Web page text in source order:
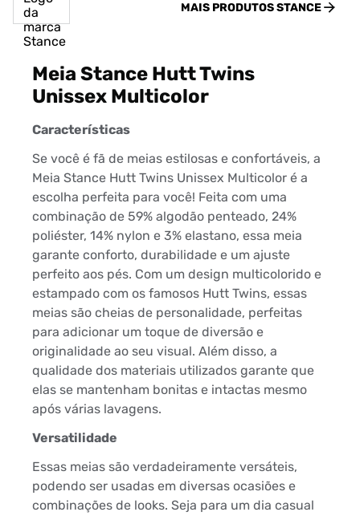
MAIS PRODUTOSSTANCE
Meia Stance Hutt Twins
Unissex Multicolor
Características
Se você é fã de meias estilosas e confortáveis, a
Meia Stance Hutt Twins Unissex Multicolor é a
escolha perfeita para você! Feita com uma
combinação de 59% algodão penteado, 24%
poliéster, 14% nylon e 3% elastano, essa meia
garante conforto, durabilidade e um ajuste
perfeito aos pés. Com um design multicolorido e
estampado com os famosos Hutt Twins, essas
meias são cheias de personalidade, perfeitas
para adicionar um toque de diversão e
originalidade ao seu visual. Além disso, a
qualidade dos materiais utilizados garante que
elas se mantenham bonitas e intactas mesmo
após várias lavagens.
Versatilidade
Essas meias são verdadeiramente versáteis,
podendo ser usadas em diversas ocasiões e
combinações de looks. Seja para um dia casual